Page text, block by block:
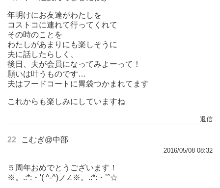
年明けにお友達がわたしを
コストコに連れて行ってくれて
その時のことを
わたしがあまりにも楽しそうに
夫に話したらしく、
後日、夫が会員になってみよーって！
願いは叶うものです…
夫はフードコートに胃袋つかまれてます
これからも楽しみにしていますね
返信
22 こむぎ@中部
2016/05/08 08:32
５周年おめでとうございます！
※。.:*:・'( ^-^)ノ∠※。.:*:・’°☆